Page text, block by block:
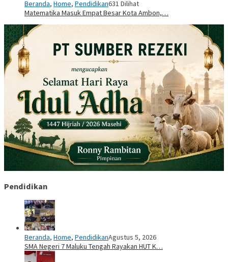
Beranda, Home, Pendidikan631 Dilihat
Matematika Masuk Empat Besar Kota Ambon,…
Pendidikan
Beranda, Home, PendidikanAgustus 5, 2026
SMA Negeri 7 Maluku Tengah Rayakan HUT K…